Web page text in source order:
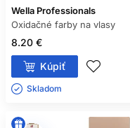
Wella Professionals
Oxidačné farby na vlasy
8.20 €
Kúpiť
Skladom ㅤ